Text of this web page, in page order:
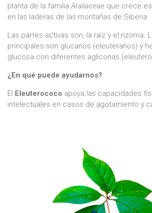
planta de la familia Araliaceae que crece
en las laderas de las montañas de Siberia.
Las partes activas son, la raíz y el rizoma.
principales son glucanos (eleuteranos) y
glucosa con diferentes agliconas
¿En qué puede ayudarnos?
El Eleuterococo apoya las capacidades
intelectuales en casos de agotamiento y